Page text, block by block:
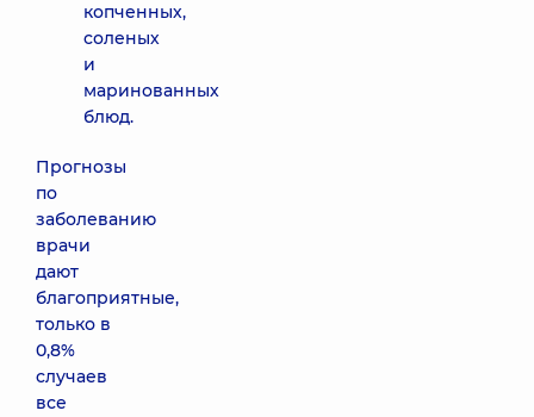
копченных,
соленых
и
маринованных
блюд.
Прогнозы
по
заболеванию
врачи
дают
благоприятные,
только в
0,8%
случаев
все